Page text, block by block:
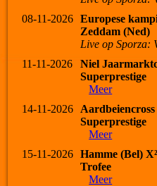
08-11-2026
Europese
Zeddam (Ned)
Live op Sporza:
11-11-2026
Niel
Superprestige
Meer
14-11-2026
Superprestige
Meer
15-11-2026
Hamme (Bel)
Trofee
Meer